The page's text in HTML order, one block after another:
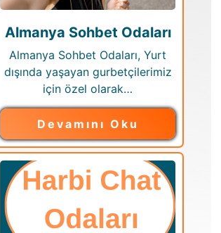
Almanya Sohbet Odaları
Almanya Sohbet Odaları, Yurt
dışında yaşayan gurbetçilerimiz
için özel olarak…
Devamını Oku